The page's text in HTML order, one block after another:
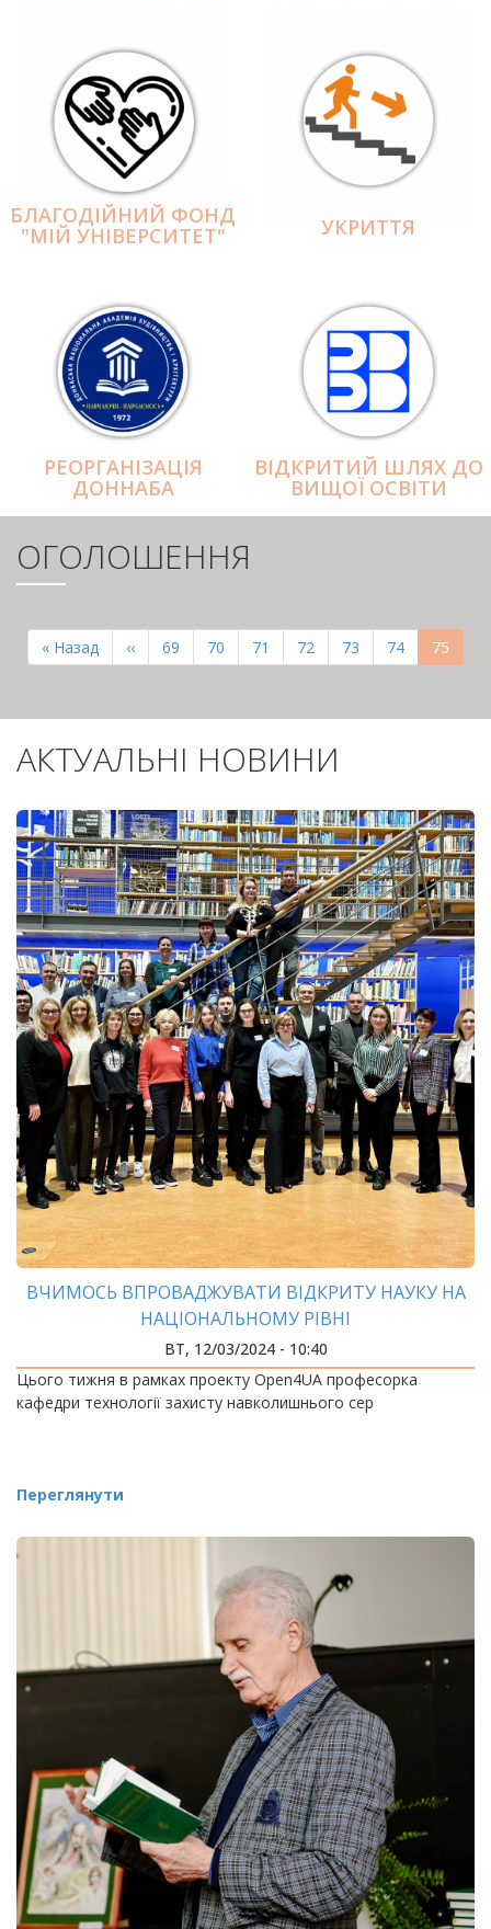
БЛАГОДІЙНИЙ ФОНД
"МІЙ УНІВЕРСИТЕТ" УКРИТТЯ
РЕОРГАНІЗАЦІЯ
ДОННАБА
ВІДКРИТИЙ ШЛЯХ ДО
ВИЩОЇ ОСВІТИ
ОГОЛОШЕННЯ
СТОРІНКИ
Перша
сторінка
« Назад
Попередня
сторінка
‹‹ Page
69 Page
70 Page
71 Page
72 Page
73 Page
74 75
АКТУАЛЬНІ НОВИНИ
ВЧИМОСЬ ВПРОВАДЖУВАТИ ВІДКРИТУ НАУКУ НА
НАЦІОНАЛЬНОМУ РІВНІ
ВТ, 12/03/2024 - 10:40
Цього тижня в рамках проекту Open4UA професорка
кафедри технології захисту навколишнього сер
Переглянути